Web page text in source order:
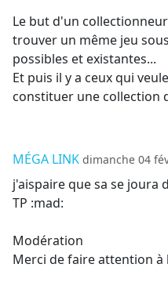
Le but d'un
trouver un même jeu
possibles et existantes...
Et puis il y a ceux qui
constituer une collection
MÉGA LINK dimanche 04
j'aispaire que sa se joura
TP :mad:
Modération
Merci de faire attention